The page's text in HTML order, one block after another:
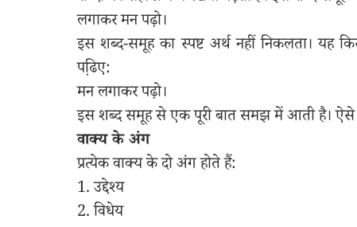
लगाकर मन पढ़ो।
इस शब्द-समूह का स्पष्ट अर्थ नहीं निकलता। यह
पढि़ए:
मन लगाकर पढ़ो।
इस शब्द समूह से एक पूरी बात समझ में आती है।
वाक्य के अंग
प्रत्येक वाक्य के दो अंग होते हैं:
1. उद्देश्य
2. विधेय